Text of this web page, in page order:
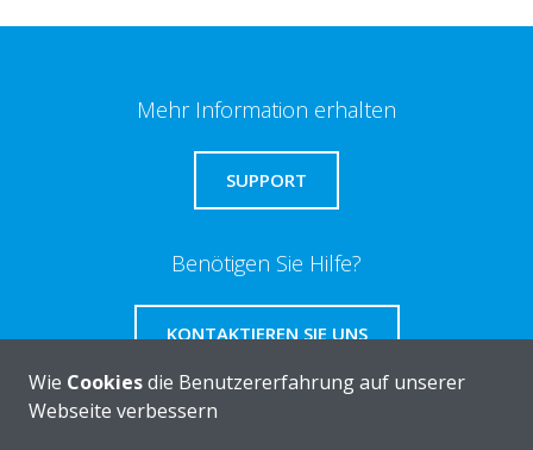
Mehr Information erhalten
SUPPORT
Benötigen Sie Hilfe?
KONTAKTIEREN SIE UNS
Wie Cookiesdie Benutzererfahrung auf unserer
Webseite verbessern